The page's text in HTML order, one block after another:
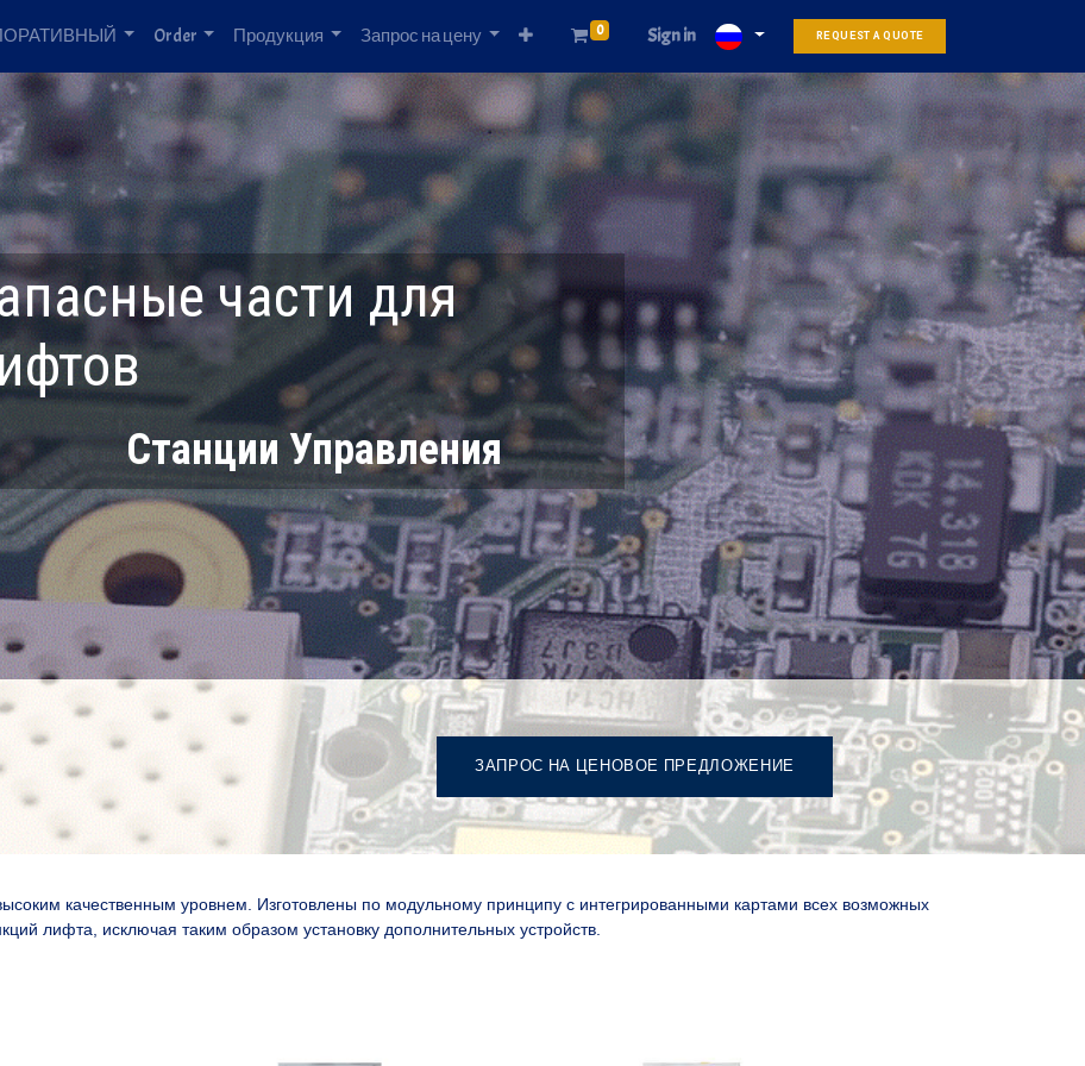
Order Продукция Запрос на цену 0 Sign in REQUEST A QUOTE
части для
Станции Управления
ЗАПРОС НА ЦЕНОВОЕ ПРЕДЛОЖЕНИЕ
качественным уровнем. Изготовлены по модульному принципу с интегрированными картами всех возможных
лифта, исключая таким образом установку дополнительных устройств.